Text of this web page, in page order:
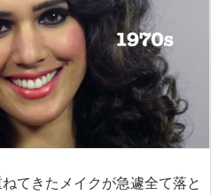
てきたメイクが急遽全て落と